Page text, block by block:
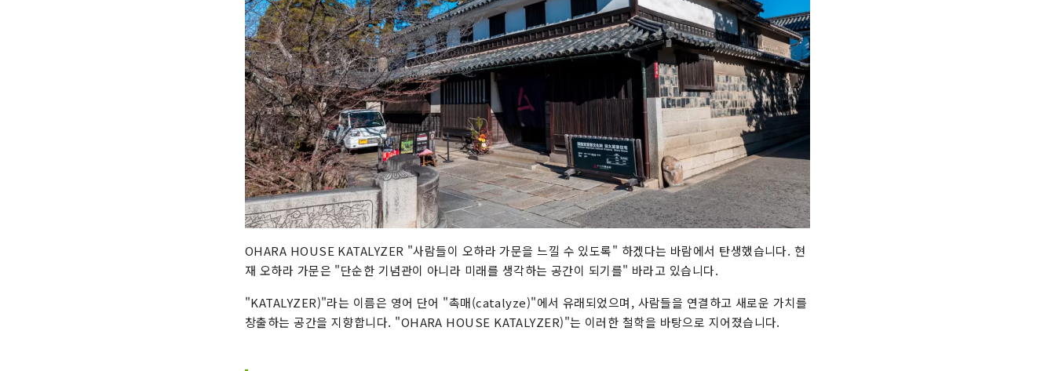
OHARA HOUSE KATALYZER "사람들이 오하라 가문을 느낄 수 있도록" 하겠다는 바람에서 탄생했습니다. 현
재 오하라 가문은 "단순한 기념관이 아니라 미래를 생각하는 공간이 되기를" 바라고 있습니다.
"KATALYZER)"라는 이름은 영어 단어 "촉매(catalyze)"에서 유래되었으며, 사람들을 연결하고 새로운 가치를
창출하는 공간을 지향합니다. "OHARA HOUSE KATALYZER)"는 이러한 철학을 바탕으로 지어졌습니다.